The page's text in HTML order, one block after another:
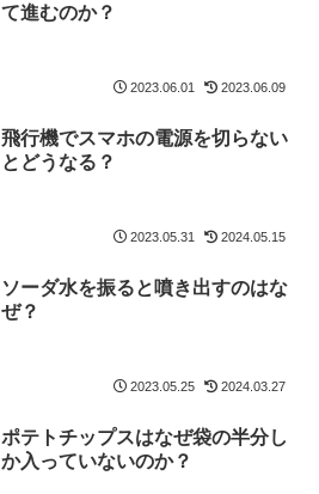
て進むのか？
2023.06.01 2023.06.09
飛行機でスマホの電源を切らない
とどうなる？
2023.05.31 2024.05.15
ソーダ水を振ると噴き出すのはな
ぜ？
2023.05.25 2024.03.27
ポテトチップスはなぜ袋の半分し
か入っていないのか？